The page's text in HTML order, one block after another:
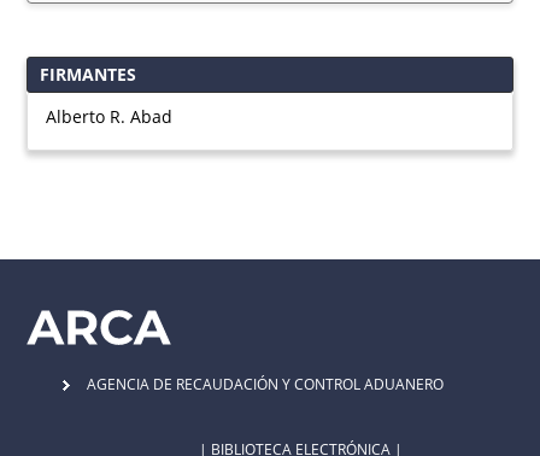
FIRMANTES
Alberto R. Abad
AGENCIA DE RECAUDACIÓN Y CONTROL ADUANERO
| BIBLIOTECA ELECTRÓNICA |